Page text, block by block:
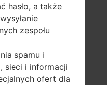
800 MHz Cortex-
A5 Qualcomm
Snapdragon S1
512MB
hasło, a także
zespołu
spamu i
sieci i informacji
ofert dla